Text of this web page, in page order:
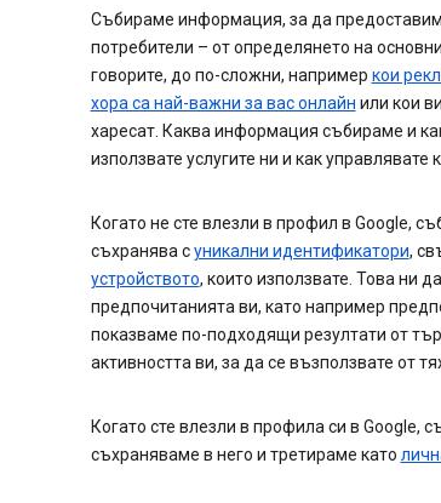
Събираме информация, за да предоставим
потребители – от определянето на
говорите, до по-сложни, например кои
хора са най-важни за вас онлайн или кои
харесат. Каква информация събираме и
използвате услугите ни и как управлявате
Когато не сте влезли в профил в Google,
съхранява суникални идентификатори,
устройството, които използвате. Това ни
предпочитанията ви, като например
показваме по-подходящи резултати от
активността ви, за да се възползвате от
Когато сте влезли в профила си в Google,
съхраняваме в него и третираме като